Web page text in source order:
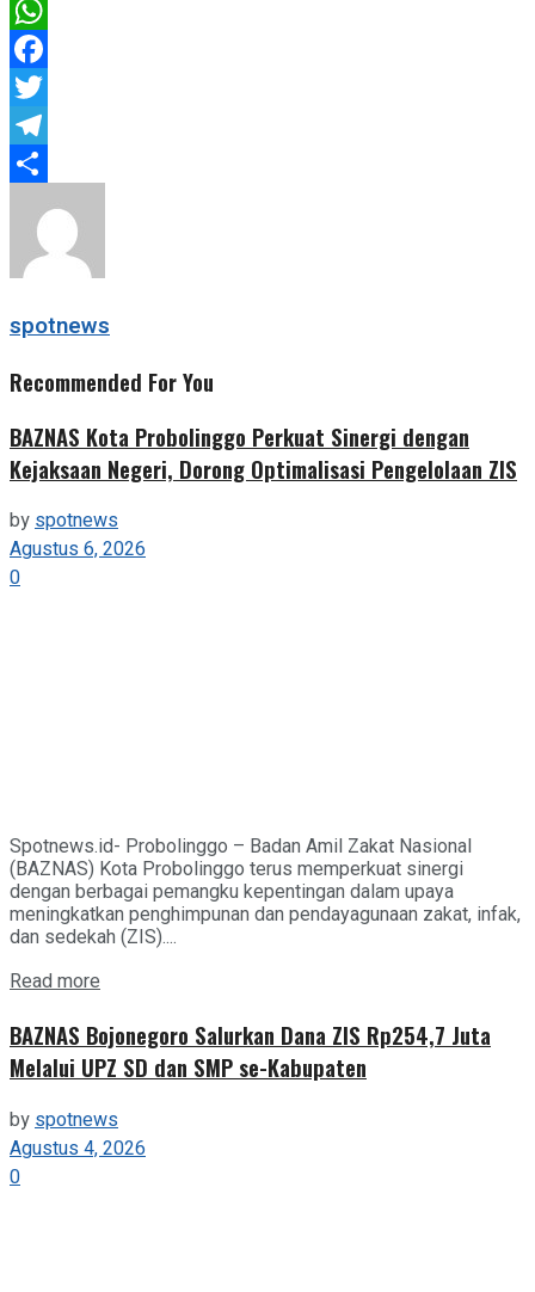
WhatsApp
Facebook
Twitter
Telegram
Share
spotnews
Recommended For You
BAZNAS Kota Probolinggo Perkuat Sinergi dengan
Kejaksaan Negeri, Dorong Optimalisasi Pengelolaan ZIS
byspotnews
Agustus 6, 2026
0
Spotnews.id- Probolinggo – Badan Amil Zakat Nasional
(BAZNAS) Kota Probolinggo terus memperkuat sinergi
dengan berbagai pemangku kepentingan dalam upaya
meningkatkan penghimpunan dan pendayagunaan zakat, infak,
dan sedekah (ZIS)....
Read more
BAZNAS Bojonegoro Salurkan Dana ZIS Rp254,7 Juta
Melalui UPZ SD dan SMP se-Kabupaten
by spotnews
Agustus 4, 2026
0